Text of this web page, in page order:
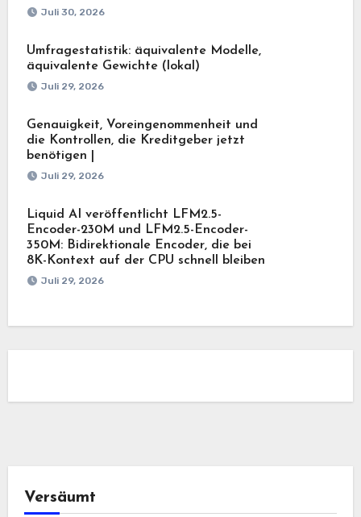
Juli 30, 2026
Umfragestatistik: äquivalente Modelle,
äquivalente Gewichte (lokal)
Juli 29, 2026
Genauigkeit, Voreingenommenheit und
die Kontrollen, die Kreditgeber jetzt
benötigen |
Juli 29, 2026
Liquid AI veröffentlicht LFM2.5-
Encoder-230M und LFM2.5-Encoder-
350M: Bidirektionale Encoder, die bei
8K-Kontext auf der CPU schnell bleiben
Juli 29, 2026
Versäumt